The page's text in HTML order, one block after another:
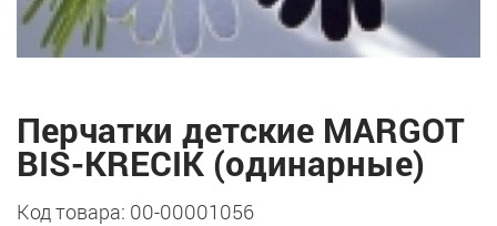
Перчатки детские MARGOT
BIS-KRECIK (одинарные)
Код товара: 00-00001056